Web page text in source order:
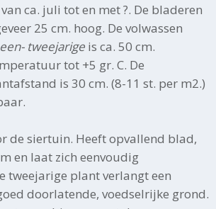
ca. juli tot en met ?. De bladeren
25 cm. hoog. De volwassen
een- tweejarige is ca. 50 cm.
tot +5 gr. C. De
is 30 cm. (8-11 st. per m2.)
de siertuin. Heeft opvallend blad,
en laat zich eenvoudig
tweejarige plant verlangt een
doorlatende, voedselrijke grond.